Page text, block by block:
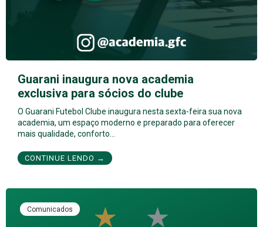
Guarani inaugura nova academia
exclusiva para sócios do clube
O Guarani Futebol Clube inaugura nesta sexta-feira sua nova
academia, um espaço moderno e preparado para oferecer
mais qualidade, conforto…
CONTINUE LENDO →
Comunicados